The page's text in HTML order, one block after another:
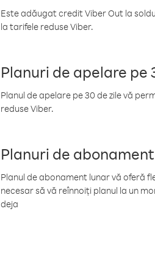
Este adăugat credit Viber Out la
la tarifele reduse Viber.
Planuri de apelare pe
Planul de apelare pe 30 de zile vă
reduse Viber.
Planuri de
Planul de abonament lunar vă oferă
necesar să vă reînnoiți planul la un
deja